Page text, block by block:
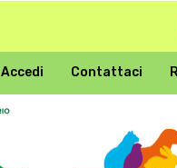
Accedi Contattaci